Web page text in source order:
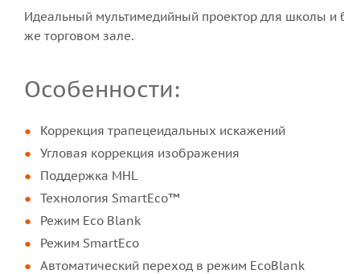
Идеальный мультимедийный проектор для школы и
же торговом зале.
Особенности:
Коррекция трапецеидальных искажений
Угловая коррекция изображения
Поддержка MHL
Технология SmartEco™
Режим Eco Blank
Режим SmartEco
Автоматический переход в режим EcoBlank